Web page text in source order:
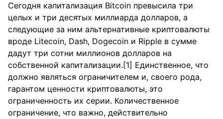
Сегодня капитализация Bitcoin превысила три
целых и три десятых миллиарда долларов, а
следующие за ним альтернативные криптовалюты
вроде Litecoin, Dash, Dogecoin и Ripple в сумме
дадут три сотни миллионов долларов на
собственной капитализации.[1] Единственное, что
должно являться ограничителем и, своего рода,
гарантом ценности криптовалюты, это
ограниченность их серии. Количественное
ограничение, что важно, действительно